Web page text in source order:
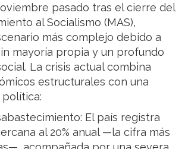
pasado tras el cierre del
al Socialismo (MAS),
más complejo debido a
mayoría propia y un profundo
La crisis actual combina
estructurales con una
El país registra
al 20% anual —la cifra más